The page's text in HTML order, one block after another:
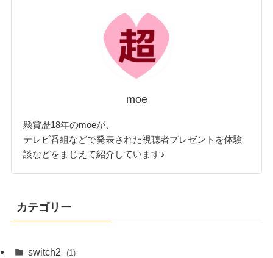
moe
懸賞歴18年のmoeが、
テレビ番組などで発表された視聴者プレゼントを体験
談などをまじえて紹介しています♪
カテゴリー
switch2 (1)